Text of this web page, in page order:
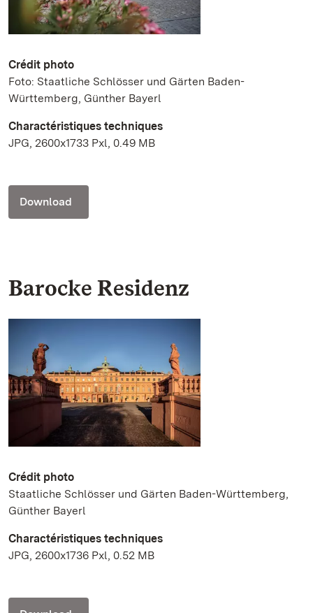
Crédit photo
Foto: Staatliche Schlösser und Gärten Baden-
Württemberg, Günther Bayerl
Charactéristiques techniques
JPG, 2600x1733 Pxl, 0.49 MB
Download
Barocke Residenz
Crédit photo
Staatliche Schlösser und Gärten Baden-Württemberg,
Günther Bayerl
Charactéristiques techniques
JPG, 2600x1736 Pxl, 0.52 MB